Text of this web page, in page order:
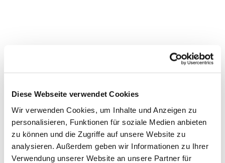
Diese Webseite verwendet Cookies
Wir verwenden Cookies, um Inhalte und Anzeigen zu
personalisieren, Funktionen für soziale Medien anbieten
zu können und die Zugriffe auf unsere Website zu
analysieren. Außerdem geben wir Informationen zu Ihrer
Verwendung unserer Website an unsere Partner für